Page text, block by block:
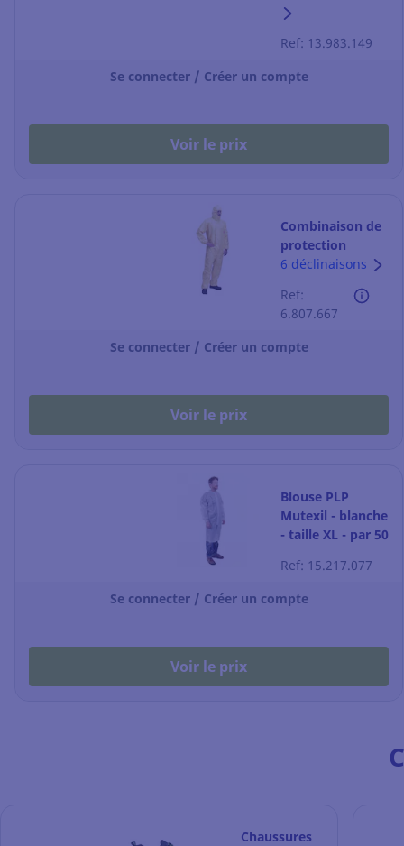
noir - taille L
Ref: 13.983.149
Se connecter / Créer un compte
Voir le prix
Combinaison de
protection
Tychem 2000 C -
6 déclinaisons
Ref:
6.807.667
Se connecter / Créer un compte
Voir le prix
Blouse PLP
Mutexil - blanche
- taille XL - par 50
Ref: 15.217.077
Se connecter / Créer un compte
Voir le prix
Chaussures